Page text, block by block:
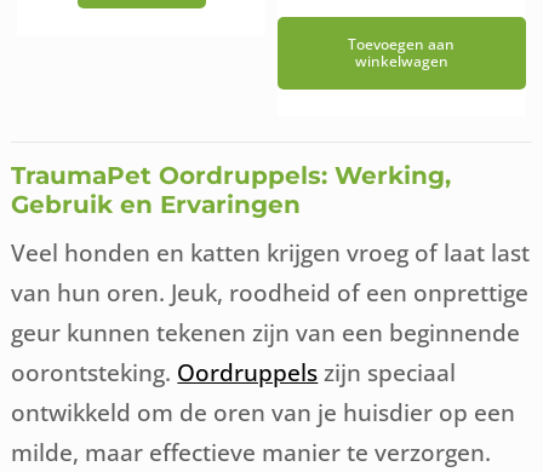
Toevoegen aan
winkelwagen
TraumaPet Oordruppels: Werking,
Gebruik en Ervaringen
Veel honden en katten krijgen vroeg of laat last
van hun oren. Jeuk, roodheid of een onprettige
geur kunnen tekenen zijn van een beginnende
oorontsteking. Oordruppels zijn speciaal
ontwikkeld om de oren van je huisdier op een
milde, maar effectieve manier te verzorgen.